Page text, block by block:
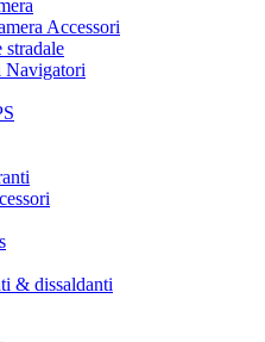
Accessori
Navigatori
& dissaldanti